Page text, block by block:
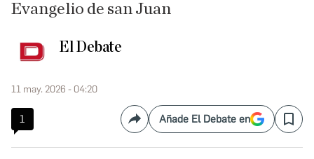
Evangelio de san Juan
El Debate
11 may. 2026 - 04:20
1 CompartirAñade El Debate en Save